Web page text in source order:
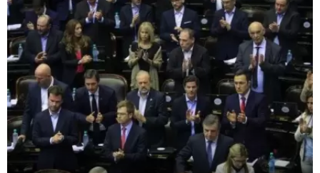
RECETAS
PALABRAS
HORÓSCOPO
Seguinos